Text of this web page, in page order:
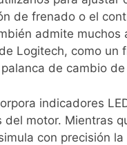
de frenado o el
admite muchos
Logitech, como un
de cambio
indicadores
del motor. Mientras
con precisión